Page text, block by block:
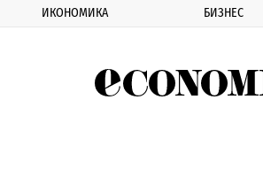
ИКОНОМИКА БИЗНЕС